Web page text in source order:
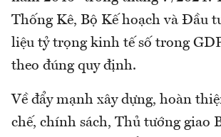
Thống Kê, Bộ Kế hoạch và Đầu
liệu tỷ trọng kinh tế số trong
theo đúng quy định.
Về đẩy mạnh xây dựng, hoàn
chế, chính sách, Thủ tướng giao